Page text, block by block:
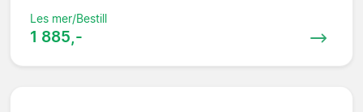
Les mer/Bestill
1 885,-